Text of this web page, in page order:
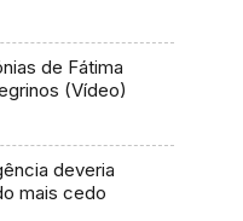
de Fátima
(Vídeo)
deveria
mais cedo